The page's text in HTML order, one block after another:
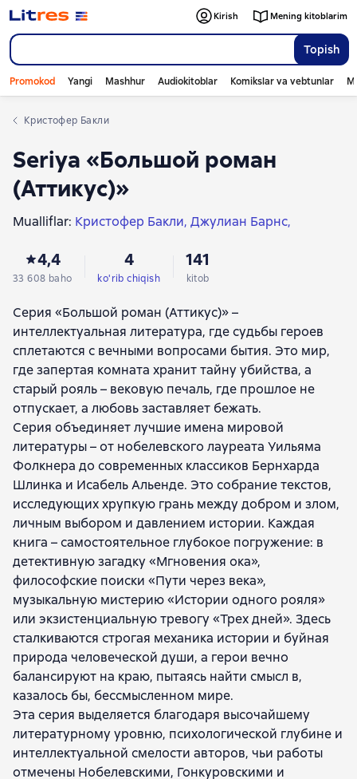
Topish
Kirish Mening kitoblarim
Promokod Yangi Mashhur Audiokitoblar Komikslar va vebtunlar
Кристофер Бакли
Seriya «Большой роман
(Аттикус)»
Mualliflar: Кристофер Бакли Джулиан Барнс
Ник Хорнби
Артуро Перес-Реверте
Франсуаза Саган Джеральд Даррелл
Уильям Катберт Фолкнер Ричард Адамс
Джон Максвелл Кутзее Кен Кизи
Джойс Кэрол Оутс Милан Кундера Жоржи Амаду
Erik-Emmanyuel Shmit Юкио Мисима
Робертсон Дэвис Витольд Гомбрович
Кормак Маккарти Томас Пинчон Дэвид Митчелл
Марк Хелприн Бернхард Шлинк Давид Фонкинос
Энтони Троллоп
Симона де Бовуар Кейт Аткинсон
Альфред Дёблин Сара Уотерс Хилари Мантел
Себастьян Барри Жан-Мишель Генассия
Майкл Шейбон Матиас Энар Хелен Уэкер
Колм Тойбин Жауме Кабре Робин Слоун
Мариша Пессл Жан-Кристоф Руфен
Хосе Карлос Сомоза Йоав Блум Р. Дж. Гэдни
Бурхан Сёнмез Анурадха Рой
Имоджен Гермес Гауэр Кристин Лёненс
Джей Парини Питер Хеджес
Мик Геррон
Реймонд Карвер Викрам Сет Сара Брукс
Пол Линч Энн Майклз
4,4
33 608 baho
4
ko'rib chiqish
141
kitob
Серия «Большой роман (Аттикус)» –
интеллектуальная литература, где судьбы героев
сплетаются с вечными вопросами бытия. Это мир,
где запертая комната хранит тайну убийства, а
старый рояль – вековую печаль, где прошлое не
отпускает, а любовь заставляет бежать.
Серия объединяет лучшие имена мировой
литературы – от нобелевского лауреата Уильяма
Фолкнера до современных классиков Бернхарда
Шлинка и Исабель Альенде. Это собрание текстов,
исследующих хрупкую грань между добром и злом,
личным выбором и давлением истории. Каждая
книга – самостоятельное глубокое погружение: в
детективную загадку «Мгновения ока»,
философские поиски «Пути через века»,
музыкальную мистерию «Истории одного рояля»
или экзистенциальную тревогу «Трех дней». Здесь
сталкиваются строгая механика истории и буйная
природа человеческой души, а герои вечно
балансируют на краю, пытаясь найти смысл в,
казалось бы, бессмысленном мире.
Эта серия выделяется благодаря высочайшему
литературному уровню, психологической глубине и
интеллектуальной смелости авторов, чьи работы
отмечены Нобелевскими, Гонкуровскими и